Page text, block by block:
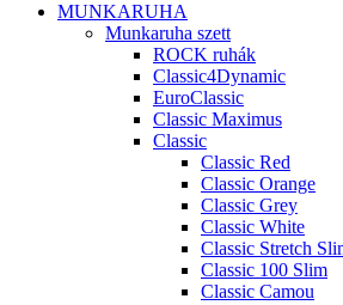
MUNKARUHA
Munkaruha szett
ROCK ruhák
Classic4Dynamic
EuroClassic
Classic Maximus
Classic
Classic Red
Classic Orange
Classic Grey
Classic White
Classic Stretch
Classic 100 Slim
Classic Camou